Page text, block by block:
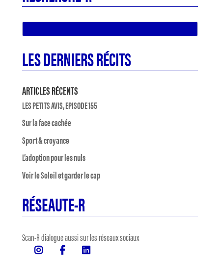
LES DERNIERS RÉCITS
ARTICLES RÉCENTS
LES PETITS AVIS, EPISODE 155
Sur la face cachée
Sport & croyance
L’adoption pour les nuls
Voir le Soleil et garder le cap
RÉSEAUTE-R
Scan-R dialogue aussi sur les réseaux sociaux